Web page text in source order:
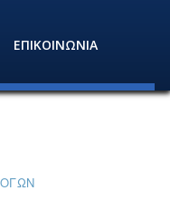
ΕΠΙΚΟΙΝΩΝΙΑ